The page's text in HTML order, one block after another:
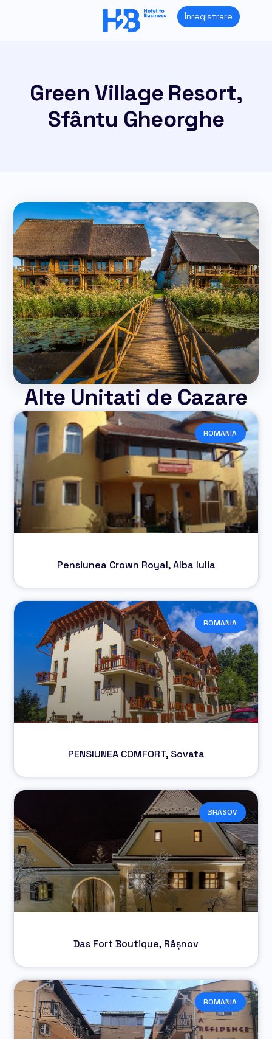
Înregistrare
Green Village Resort,
Sfântu Gheorghe
Alte Unitati de Cazare
ROMANIA
Pensiunea Crown Royal, Alba Iulia
ROMANIA
PENSIUNEA COMFORT, Sovata
BRASOV
Das Fort Boutique, Râșnov
ROMANIA